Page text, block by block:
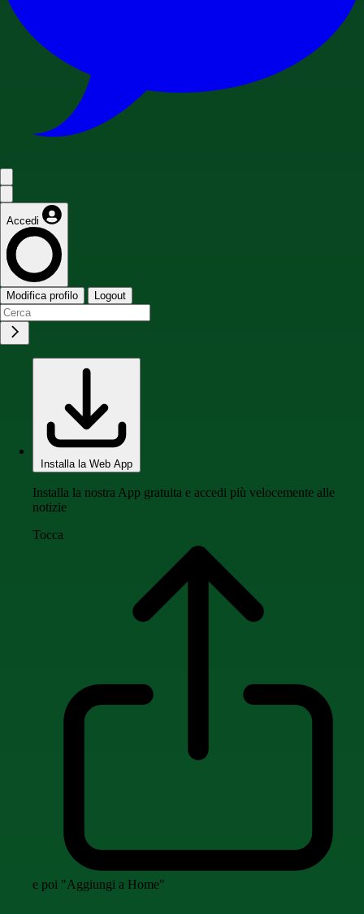
Accedi
Modifica profilo Logout
Installa la Web App
Installa la nostra App gratuita e accedi più velocemente alle
notizie
Tocca
e poi "Aggiungi a Home"